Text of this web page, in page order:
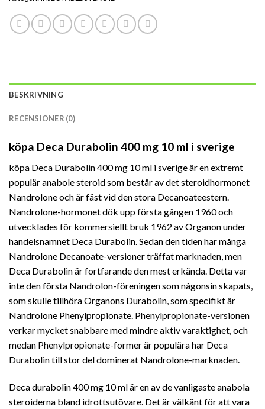
BESKRIVNING
RECENSIONER (0)
köpa Deca Durabolin 400 mg 10 ml i sverige
köpa Deca Durabolin 400 mg 10 ml i sverige är en extremt
populär anabole steroid som består av det steroidhormonet
Nandrolone och är fäst vid den stora Decanoateestern.
Nandrolone-hormonet dök upp första gången 1960 och
utvecklades för kommersiellt bruk 1962 av Organon under
handelsnamnet Deca Durabolin. Sedan den tiden har många
Nandrolone Decanoate-versioner träffat marknaden, men
Deca Durabolin är fortfarande den mest erkända. Detta var
inte den första Nandrolon-föreningen som någonsin skapats,
som skulle tillhöra Organons Durabolin, som specifikt är
Nandrolone Phenylpropionate. Phenylpropionate-versionen
verkar mycket snabbare med mindre aktiv varaktighet, och
medan Phenylpropionate-former är populära har Deca
Durabolin till stor del dominerat Nandrolone-marknaden.
Deca durabolin 400 mg 10 ml är en av de vanligaste anabola
steroiderna bland idrottsutövare. Det är välkänt för att vara